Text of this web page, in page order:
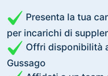
Presenta la tua
per incarichi di
Offri disponibilità
Gussago